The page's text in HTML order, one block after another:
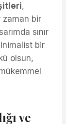
,
zaman bir
sınır
bir
olsun,
ve